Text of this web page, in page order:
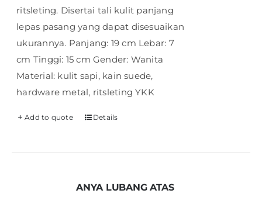
ritsleting. Disertai tali kulit panjang
lepas pasang yang dapat disesuaikan
ukurannya. Panjang: 19 cm Lebar: 7
cm Tinggi: 15 cm Gender: Wanita
Material: kulit sapi, kain suede,
hardware metal, ritsleting YKK
Add to quote Details
ANYA LUBANG ATAS